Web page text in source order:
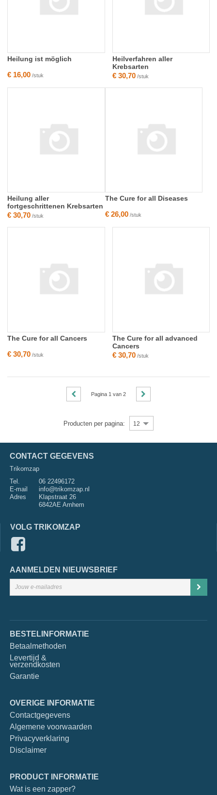
Heilung ist möglich
€ 16,00 /stuk
Heilverfahren aller
Krebsarten
€ 30,70/stuk
Heilung aller
fortgeschrittenen Krebsarten
€ 30,70 /stuk
The Cure for all Diseases
€ 26,00/stuk
The Cure for all Cancers
€ 30,70 /stuk
The Cure for all advanced
Cancers
€ 30,70/stuk
Producten per pagina: 12
Pagina 1 van 2
CONTACT GEGEVENS
Trikomzap
Tel.
06 22496172
E-mail
info@trikomzap.nl
Adres
Klapstraat 26
6842AE Arnhem
VOLG TRIKOMZAP
AANMELDEN NIEUWSBRIEF
BESTELINFORMATIE
Betaalmethoden
Levertijd &
verzendkosten
Garantie
OVERIGE INFORMATIE
Contactgegevens
Algemene voorwaarden
Privacyverklaring
Disclaimer
PRODUCT INFORMATIE
Wat is een zapper?